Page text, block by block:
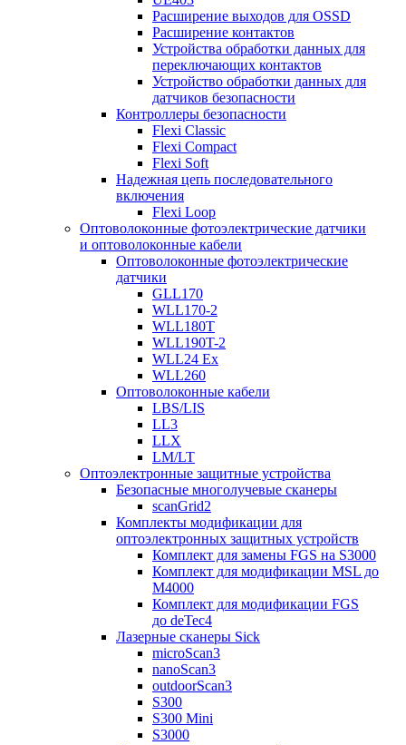
Расширение выходов для OSSD
Расширение контактов
Устройства обработки данных для
переключающих контактов
Устройство обработки данных для
датчиков безопасности
Контроллеры безопасности
Flexi Classic
Flexi Compact
Flexi Soft
Надежная цепь последовательного
включения
Flexi Loop
Оптоволоконные фотоэлектрические датчики
и оптоволоконные кабели
Оптоволоконные фотоэлектрические
датчики
GLL170
WLL170-2
WLL180T
WLL190T-2
WLL24 Ex
WLL260
Оптоволоконные кабели
LBS/LIS
LL3
LLX
LM/LT
Оптоэлектронные защитные устройства
Безопасные многолучевые сканеры
scanGrid2
Комплекты модификации для
оптоэлектронных защитных устройств
Комплект для замены FGS на S3000
Комплект для модификации MSL до
M4000
Комплект для модификации FGS
до deTec4
Лазерные сканеры Sick
microScan3
nanoScan3
outdoorScan3
S300
S300 Mini
S3000